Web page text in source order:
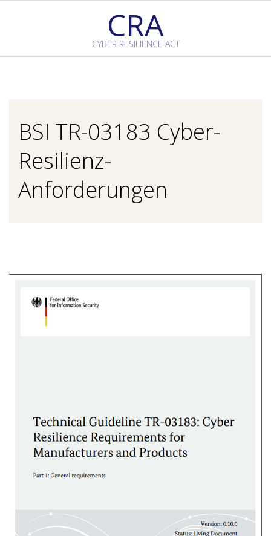
CRA
CYBER RESILIENCE ACT
BSI TR-03183 Cyber-
Resilienz-
Anforderungen